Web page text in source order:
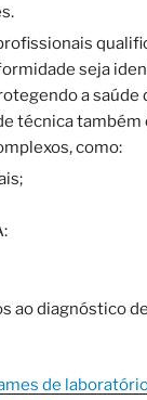
seja
a saúde
técnica também
como:
ao diagnóstico
de